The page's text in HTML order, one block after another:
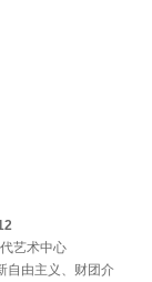
艺术中心
自由主义、财团介